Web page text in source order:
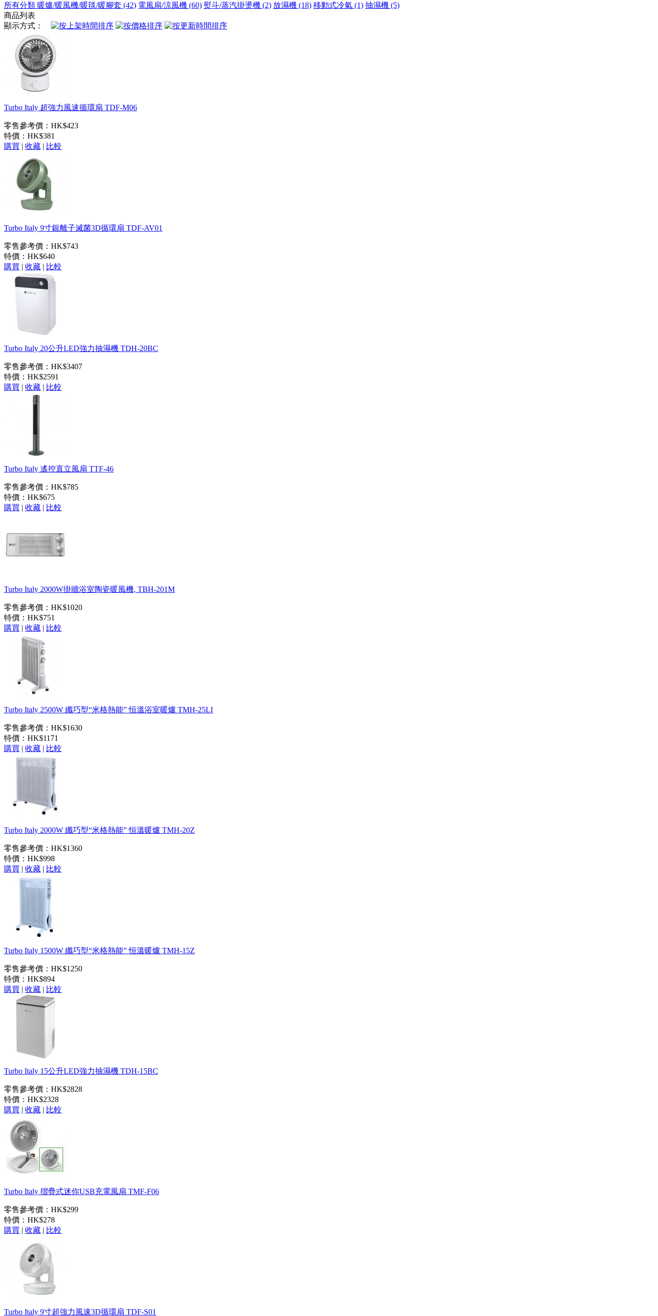
所有分類 暖爐/暖風機/暖毯/暖腳套 (42) 電風扇/涼風機 (60) 熨斗/蒸汽掛燙機 (2) 放濕機 (18) 移動式冷氣 (1) 抽濕機 (5)
商品列表
顯示方式：
Turbo Italy 超強力風速循環扇 TDF-M06
零售參考價：HK$423
特價： HK$381
購買 | 收藏 | 比較
Turbo Italy 9寸銀離子滅菌3D循環扇 TDF-AV01
零售參考價：HK$743
特價： HK$640
購買 | 收藏 | 比較
Turbo Italy 20公升LED強力抽濕機 TDH-20BC
零售參考價：HK$3407
特價： HK$2591
購買 | 收藏 | 比較
Turbo Italy 遙控直立風扇 TTF-46
零售參考價：HK$785
特價： HK$675
購買 | 收藏 | 比較
Turbo Italy 2000W掛牆浴室陶瓷暖風機, TBH-201M
零售參考價：HK$1020
特價： HK$751
購買 | 收藏 | 比較
Turbo Italy 2500W 纖巧型“米格熱能” 恒溫浴室暖爐 TMH-25LI
零售參考價：HK$1630
特價： HK$1171
購買 | 收藏 | 比較
Turbo Italy 2000W 纖巧型“米格熱能” 恒溫暖爐 TMH-20Z
零售參考價：HK$1360
特價： HK$998
購買 | 收藏 | 比較
Turbo Italy 1500W 纖巧型“米格熱能” 恒溫暖爐 TMH-15Z
零售參考價：HK$1250
特價： HK$894
購買 | 收藏 | 比較
Turbo Italy 15公升LED強力抽濕機 TDH-15BC
零售參考價：HK$2828
特價： HK$2328
購買 | 收藏 | 比較
Turbo Italy 摺疊式迷你USB充電風扇 TMF-F06
零售參考價：HK$299
特價： HK$278
購買 | 收藏 | 比較
Turbo Italy 9寸超強力風速3D循環扇 TDF-S01